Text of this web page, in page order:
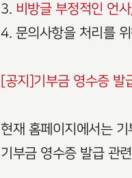
3. 비방글 부정적인 언
4. 문의사항을 처리를
[공지]기부금 영수증 발
현재 홈페이지에서는
기부금 영수증 발급 관